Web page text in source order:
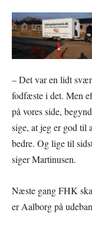
– Det var en lidt
fodfæste i det. Men
på vores side,
sige, at jeg er god til
bedre. Og lige til
siger Martinusen.
Næste gang FHK
er Aalborg på